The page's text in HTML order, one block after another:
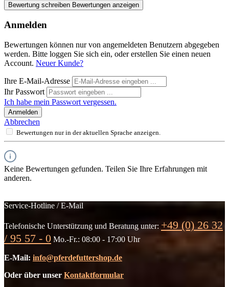
Bewertung schreiben Bewertungen anzeigen
Anmelden
Bewertungen können nur von angemeldeten Benutzern abgegeben
werden. Bitte loggen Sie sich ein, oder erstellen Sie einen neuen
Account. Neuer Kunde?
Ihre E-Mail-Adresse
Ihr Passwort
Ich habe mein Passwort vergessen.
Anmelden
Abbrechen
Bewertungen nur in der aktuellen Sprache anzeigen.
Keine Bewertungen gefunden. Teilen Sie Ihre Erfahrungen mit
anderen.
Service-Hotline / E-Mail
Telefonische Unterstützung und Beratung unter: +49 (0) 26 32
/ 95 57 - 0 Mo.-Fr.: 08:00 - 17:00 Uhr
E-Mail: info@pferdefuttershop.de
Oder über unser Kontaktformular